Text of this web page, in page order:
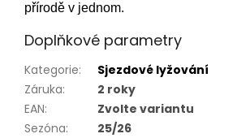
přírodě v jednom.
Doplňkové parametry
Kategorie:
Sjezdové lyžování
Záruka:
2 roky
EAN:
Zvolte variantu
Sezóna:
25/26